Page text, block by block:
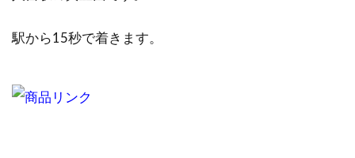
駅から15秒で着きます。